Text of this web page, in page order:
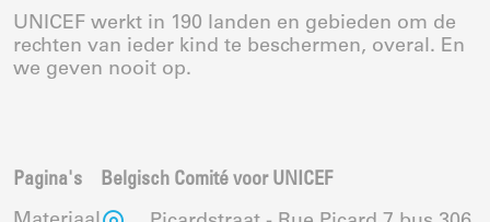
UNICEF werkt in 190 landen en gebieden om de
rechten van ieder kind te beschermen, overal. En
we geven nooit op.
Pagina's Belgisch Comité voor UNICEF